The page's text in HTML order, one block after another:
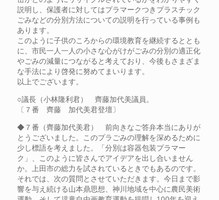
説明し、保護者に対してはプラマークつきプラスチック
ごみなどの分別方法についての説明を行っている事例も
あります。
このように子供のころからの環境教育を継続するととも
に、市民一人一人の小さな心がけがごみの分別の適正化
やごみの減量につながると考えており、今後もさまざま
な手法により啓発に努めてまいります。
以上でございます。
○議長（小林隆利君） 齊藤加代美議員。
〔７番 齊藤 加代美君登壇〕
◆７番（齊藤加代美君） 前向きなご答弁本当にありが
とうございました。このプラごみの理解を深めるために
少し標語を考えました。「分別は容器包装プラマー
ク」、このように皆さんでアイデアを出し合いません
か。上田市の総力を試されているときでもあるのです。
それでは、次の質問とさせていただきます。今日まで影
響を与え続ける山本鼎思想、神川地域を中心に農民美術